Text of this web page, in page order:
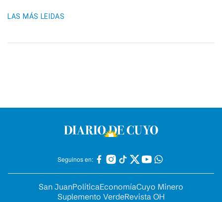
LAS MÁS LEIDAS
Seguinos en:
San JuanPolíticaEconomíaCuyo Minero
Suplemento VerdeRevista OH